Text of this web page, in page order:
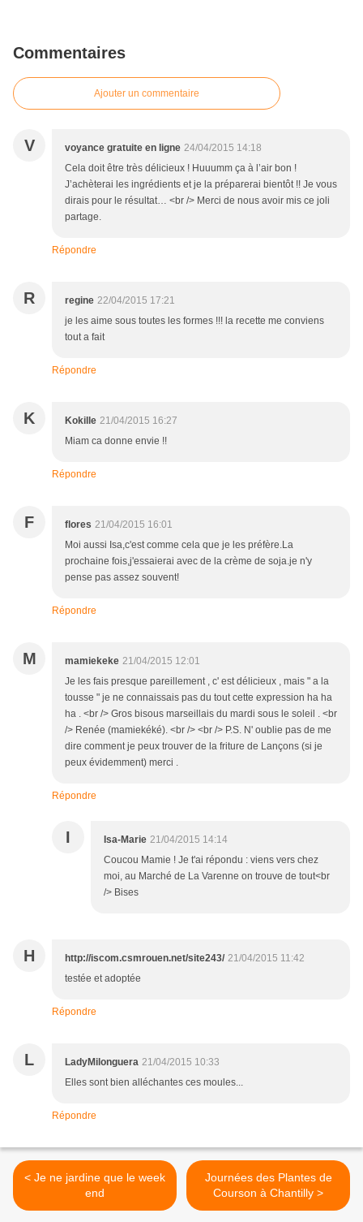
Commentaires
Ajouter un commentaire
V voyance gratuite en ligne 24/04/2015 14:18
Cela doit être très délicieux ! Huuumm ça à l’air bon !
J’achèterai les ingrédients et je la préparerai bientôt !! Je vous
dirais pour le résultat… <br /> Merci de nous avoir mis ce joli
partage.
Répondre
R regine 22/04/2015 17:21
je les aime sous toutes les formes !!! la recette me conviens
tout a fait
Répondre
K Kokille 21/04/2015 16:27
Miam ca donne envie !!
Répondre
F flores 21/04/2015 16:01
Moi aussi Isa,c'est comme cela que je les préfère.La
prochaine fois,j'essaierai avec de la crème de soja.je n'y
pense pas assez souvent!
Répondre
M mamiekeke 21/04/2015 12:01
Je les fais presque pareillement , c' est délicieux , mais " a la
tousse " je ne connaissais pas du tout cette expression ha ha
ha . <br /> Gros bisous marseillais du mardi sous le soleil . <br
/> Renée (mamiekéké). <br /> <br /> P.S. N' oublie pas de me
dire comment je peux trouver de la friture de Lançons (si je
peux évidemment) merci .
Répondre
I Isa-Marie 21/04/2015 14:14
Coucou Mamie ! Je t'ai répondu : viens vers chez
moi, au Marché de La Varenne on trouve de tout<br
/> Bises
H http://iscom.csmrouen.net/site243/ 21/04/2015 11:42
testée et adoptée
Répondre
L LadyMilonguera 21/04/2015 10:33
Elles sont bien alléchantes ces moules...
Répondre
< Je ne jardine que le week
end
Journées des Plantes de
Courson à Chantilly >